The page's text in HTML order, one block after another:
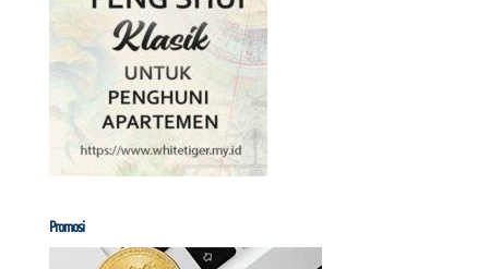
Promosi